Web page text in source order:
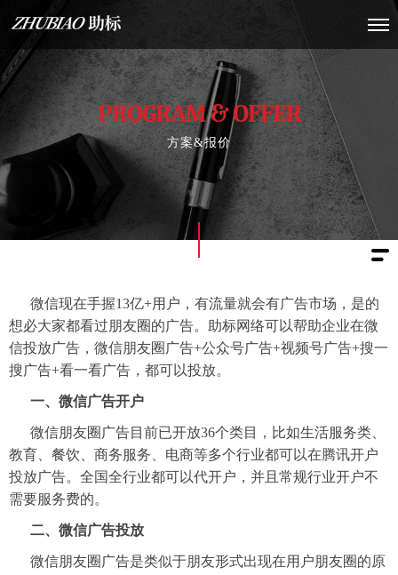
PROGRAM & OFFER
方案&报价
微信现在手握13亿+用户，有流量就会有广告市场，是的
想必大家都看过朋友圈的广告。助标网络可以帮助企业在微
信投放广告，微信朋友圈广告+公众号广告+视频号广告+搜一
搜广告+看一看广告，都可以投放。
一、微信广告开户
微信朋友圈广告目前已开放36个类目，比如生活服务类、
教育、餐饮、商务服务、电商等多个行业都可以在腾讯开户
投放广告。全国全行业都可以代开户，并且常规行业开户不
需要服务费的。
二、微信广告投放
微信朋友圈广告是类似于朋友形式出现在用户朋友圈的原